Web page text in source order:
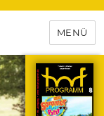
MENÜ